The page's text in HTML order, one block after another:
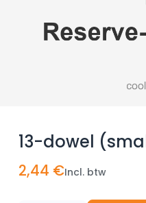
13-dowel
2,44 €Incl. btw